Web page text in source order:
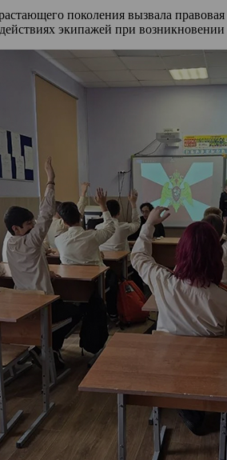
поколения вызвала
экипажей при